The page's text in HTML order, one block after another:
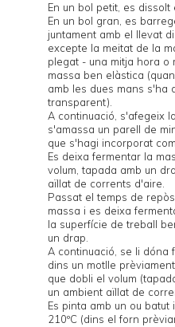
En un bol petit, es
En un bol gran, es
juntament amb el llevat
excepte la meitat de la
plegat - una mitja hora o
massa ben elàstica
amb les dues mans s'ha
transparent).
A continuació, s'afegeix
s'amassa un parell de
que s'hagi incorporat
Es deixa fermentar la
volum, tapada amb un
aïllat de corrents d'aire.
Passat el temps de
massa i es deixa
la superfície de treball
un drap.
A continuació, se li dóna
dins un motlle
que dobli el volum
un ambient aïllat de
Es pinta amb un ou
210ºC (dins el forn